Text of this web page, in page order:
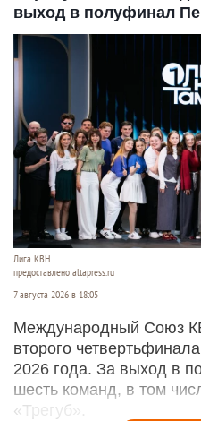
выход в полуфинал
Лига КВН
предоставлено altapress.ru
7 августа 2026 в 18:05
Международный Союз
второго
2026 года. За выход в
шесть команд, в том
«Трегуб».